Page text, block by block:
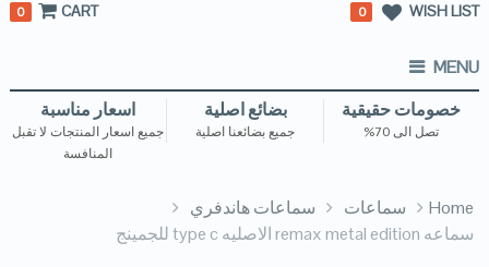
WISH LIST
0
CART
0
MENU
خصومات حقيقية
تصل الى 70%
بضائع اصلية
جميع بضائعنا اصلية
اسعار مناسبة
جميع اسعار المنتجات لا تقبل
المنافسة
Home سماعات
سماعات هاندفري
سماعه remax metal edition الاصليه type c للجمينج